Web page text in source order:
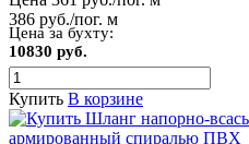
386 руб./пог. м
Цена за бухту:
10830 руб.
Купить В корзине